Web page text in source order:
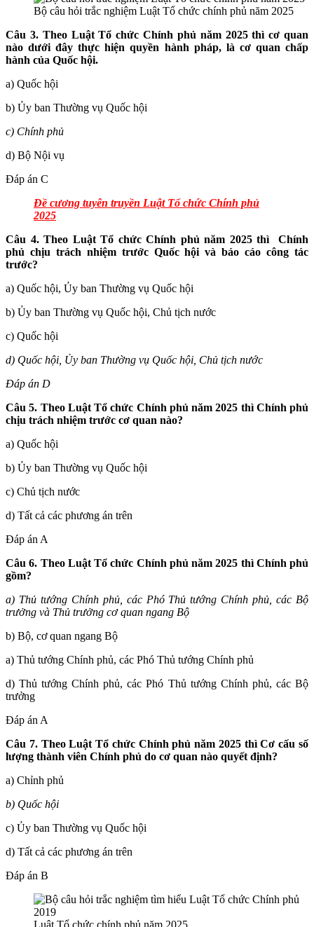
Bộ câu hỏi trắc nghiệm Luật Tổ chức chính phủ năm 2025
Câu 3. Theo Luật Tổ chức Chính phủ năm 2025 thì cơ quan
nào dưới đây thực hiện quyền hành pháp, là cơ quan chấp
hành của Quốc hội.
a) Quốc hội
b) Ủy ban Thường vụ Quốc hội
c) Chính phủ
d) Bộ Nội vụ
Đáp án C
Đề cương tuyên truyền Luật Tổ chức Chính phủ
2025
Câu 4. Theo Luật Tổ chức Chính phủ năm 2025 thì Chính
phủ chịu trách nhiệm trước Quốc hội và báo cáo công tác
trước?
a) Quốc hội, Ủy ban Thường vụ Quốc hội
b) Ủy ban Thường vụ Quốc hội, Chủ tịch nước
c) Quốc hội
d) Quốc hội, Ủy ban Thường vụ Quốc hội, Chủ tịch nước
Đáp án D
Câu 5. Theo Luật Tổ chức Chính phủ năm 2025 thì Chính phủ
chịu trách nhiệm trước cơ quan nào?
a) Quốc hội
b) Ủy ban Thường vụ Quốc hội
c) Chủ tịch nước
d) Tất cả các phương án trên
Đáp án A
Câu 6. Theo Luật Tổ chức Chính phủ năm 2025 thì Chính phủ
gồm?
a) Thủ tướng Chính phủ, các Phó Thủ tướng Chính phủ, các Bộ
trưởng và Thủ trưởng cơ quan ngang Bộ
b) Bộ, cơ quan ngang Bộ
a) Thủ tướng Chính phủ, các Phó Thủ tướng Chính phủ
d) Thủ tướng Chính phủ, các Phó Thủ tướng Chính phủ, các Bộ
trưởng
Đáp án A
Câu 7. Theo Luật Tổ chức Chính phủ năm 2025 thìCơ cấu số
lượng thành viên Chính phủ do cơ quan nào quyết định?
a) Chỉnh phủ
b) Quốc hội
c) Ủy ban Thường vụ Quốc hội
d) Tất cả các phương án trên
Đáp án B
Luật Tổ chức chính phủ năm 2025